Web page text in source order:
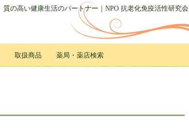
質の高い健康生活のパートナー｜NPO 抗老化免疫活性研究会
取扱商品 薬局・薬店検索